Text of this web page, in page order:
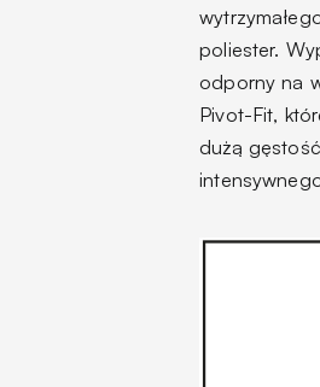
poliester.
odporny na
Pivot-Fit,
dużą